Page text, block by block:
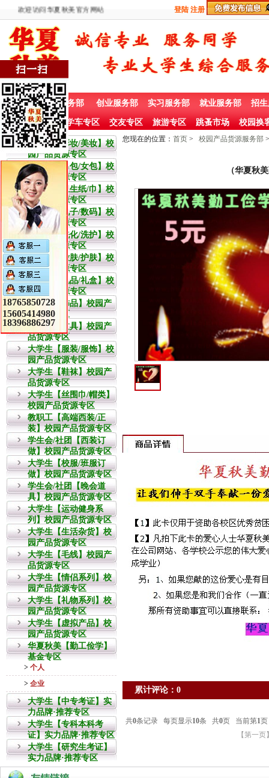
欢迎访问华夏秋美官方网站 登陆 注册
首 页 兼职服务部 创业服务部 实习服务部 就业服务部 招
社团赞助专栏 学车专区 交友专区 旅游专区 跳蚤市场 校园换
大学生【彩妆/美妆】校
园产品货源专区
大学生【男包/女包】校
园产品货源专区
大学生【卫生纸/巾】校
园产品货源专区
大学生【电子/数码】校
园产品货源专区
大学生【洗化/洗护】校
园产品货源专区
大学生【嫩肤/护肤】校
园产品货源专区
教职工【礼品/礼盒】校
园产品货源专区
大学生【饰品】校园产
品货源专区
大学生【文具】校园产
品货源专区
大学生【服装/服饰】校
园产品货源专区
大学生【鞋袜】校园产
品货源专区
大学生【丝围巾/帽类】
校园产品货源专区
教职工【高端西装/正
装】校园产品货源专区
学生会/社团【西装订
做】校园产品货源专区
大学生【校服/班服订
做】校园产品货源专区
学生会/社团【晚会道
具】校园产品货源专区
大学生【运动健身系
列】校园产品货源专区
大学生【生活杂货】校
园产品货源专区
大学生【毛线】校园产
品货源专区
大学生【情侣系列】校
园产品货源专区
大学生【礼物系列】校
园产品货源专区
大学生【虚拟产品】校
园产品货源专区
华夏秋美【勤工俭学】
基金专区
> 个人
> 企业
大学生【中专考证】实
力品牌·推荐专区
大学生【专科本科考
证】实力品牌·推荐专区
大学生【研究生考证】
实力品牌·推荐专区
您现在的位置： 首页 > 校园产品货源服务部
（华夏秋
累计评论：0
18765850728
15605414980
18396886297